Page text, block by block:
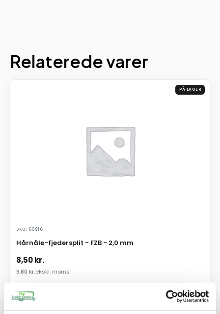
Relaterede varer
PÅ LAGER
SKU: 60916
Hårnåle-fjedersplit - FZB - 2,0 mm
8,50kr.
6,80 kr.ekskl. moms